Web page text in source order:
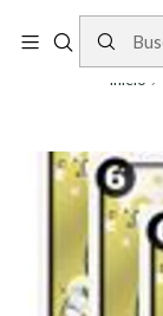
Inicio